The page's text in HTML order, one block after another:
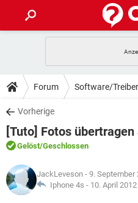
ANDROID
WINDOWS 10
WHATSAPP
FACEBOOK
TIPPS & TRICKS
SPIELE
WINDOWS 10
WHATSAPP
FACEBOOK
DOWNLOADS
SPIELE
ANDROID
WINDOWS 10
WHATSAPP
FORUM
SPIELE
ANDROID
LEXIKON
SPIELE
Forum Software/Treiber
Vorherige
[Tuto] Fotos
Gelöst/Geschlossen
JackLeveson - 9. September
Iphone 4s - 10. April